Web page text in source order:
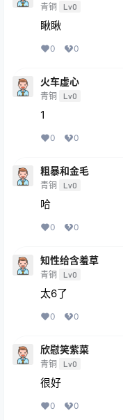
青铜 Lv0
瞅瞅
0 0
火车虚心
青铜 Lv0
1
0 0
粗暴和金毛
青铜 Lv0
哈
0 0
知性给含羞草
青铜 Lv0
太6了
0 0
欣慰笑紫菜
青铜 Lv0
很好
0 0